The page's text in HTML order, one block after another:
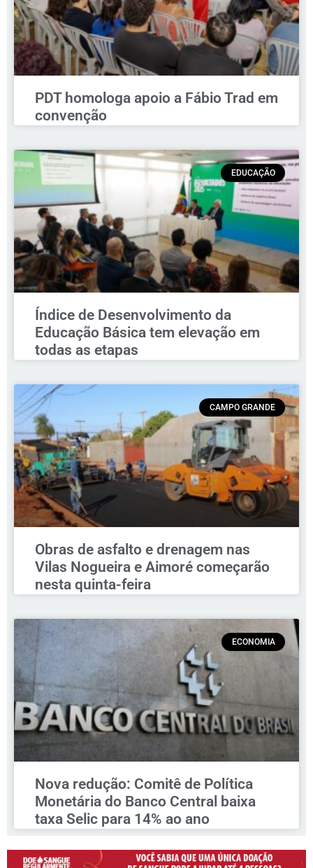
PDT homologa apoio a Fábio Trad em
convenção
EDUCAÇÃO
Índice de Desenvolvimento da
Educação Básica tem elevação em
todas as etapas
CAMPO GRANDE
Obras de asfalto e drenagem nas
Vilas Nogueira e Aimoré começarão
nesta quinta-feira
ECONOMIA
Nova redução: Comitê de Política
Monetária do Banco Central baixa
taxa Selic para 14% ao ano